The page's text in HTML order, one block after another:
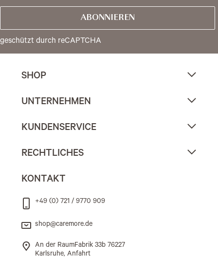
ABONNIEREN
geschützt durch reCAPTCHA
SHOP
UNTERNEHMEN
KUNDENSERVICE
RECHTLICHES
KONTAKT
+49 (0) 721 / 9770 909
shop@caremore.de
An der RaumFabrik 33b 76227
Karlsruhe, Anfahrt